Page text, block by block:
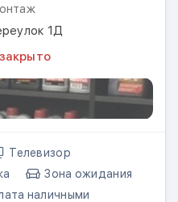
1Д
Телевизор
Зона ожидания
наличными